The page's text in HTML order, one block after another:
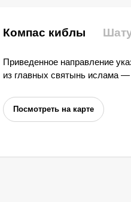
Компас киблы
Приведенное направление
из главных святынь ислама —
Посмотреть на карте